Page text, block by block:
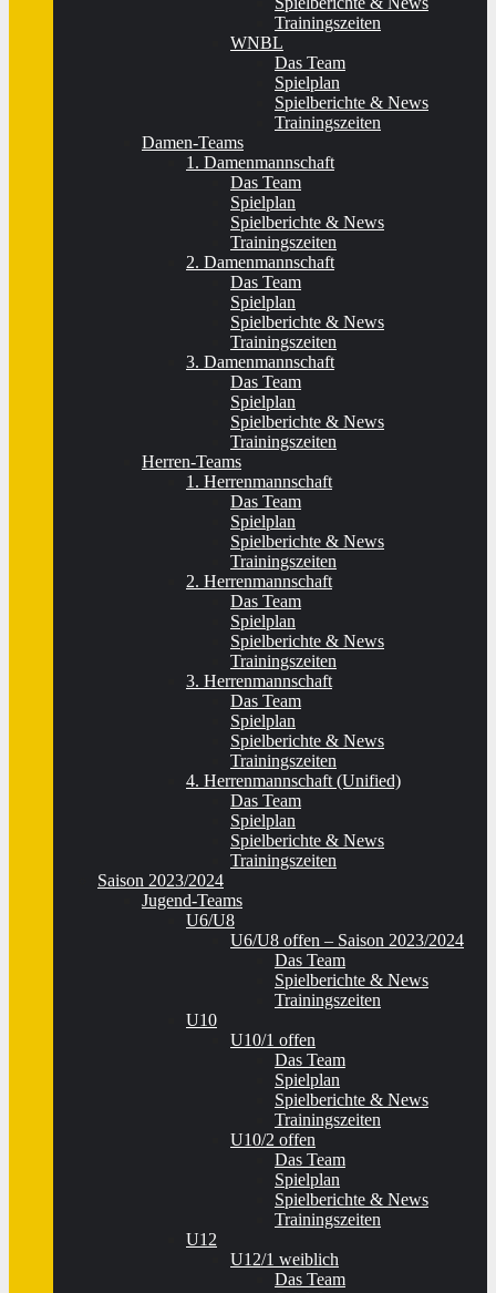
Trainingszeiten
WNBL
Das Team
Spielplan
Spielberichte & News
Trainingszeiten
Damen-Teams
1. Damenmannschaft
Das Team
Spielplan
Spielberichte & News
Trainingszeiten
2. Damenmannschaft
Das Team
Spielplan
Spielberichte & News
Trainingszeiten
3. Damenmannschaft
Das Team
Spielplan
Spielberichte & News
Trainingszeiten
Herren-Teams
1. Herrenmannschaft
Das Team
Spielplan
Spielberichte & News
Trainingszeiten
2. Herrenmannschaft
Das Team
Spielplan
Spielberichte & News
Trainingszeiten
3. Herrenmannschaft
Das Team
Spielplan
Spielberichte & News
Trainingszeiten
4. Herrenmannschaft (Unified)
Das Team
Spielplan
Spielberichte & News
Trainingszeiten
Saison 2023/2024
Jugend-Teams
U6/U8
U6/U8 offen – Saison 2023/2024
Das Team
Spielberichte & News
Trainingszeiten
U10
U10/1 offen
Das Team
Spielplan
Spielberichte & News
Trainingszeiten
U10/2 offen
Das Team
Spielplan
Spielberichte & News
Trainingszeiten
U12
U12/1 weiblich
Das Team